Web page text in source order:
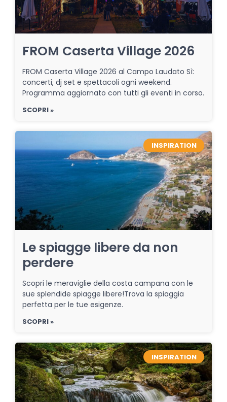
FROM Caserta Village 2026
FROM Caserta Village 2026 al Campo Laudato Sì:
concerti, dj set e spettacoli ogni weekend.
Programma aggiornato con tutti gli eventi in corso.
SCOPRI »
INSPIRATION
Le spiagge libere da non
perdere
Scopri le meraviglie della costa campana con le
sue splendide spiagge libere!Trova la spiaggia
perfetta per le tue esigenze.
SCOPRI »
INSPIRATION